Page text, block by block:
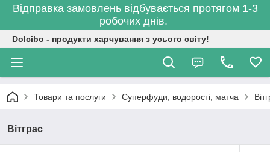
Відправка замовлень відбувається протягом 1-3
робочих днів.
Dolcibo - продукти харчування з усього світу!
Товари та послуги Суперфуди, водорості, матча
Вітграс